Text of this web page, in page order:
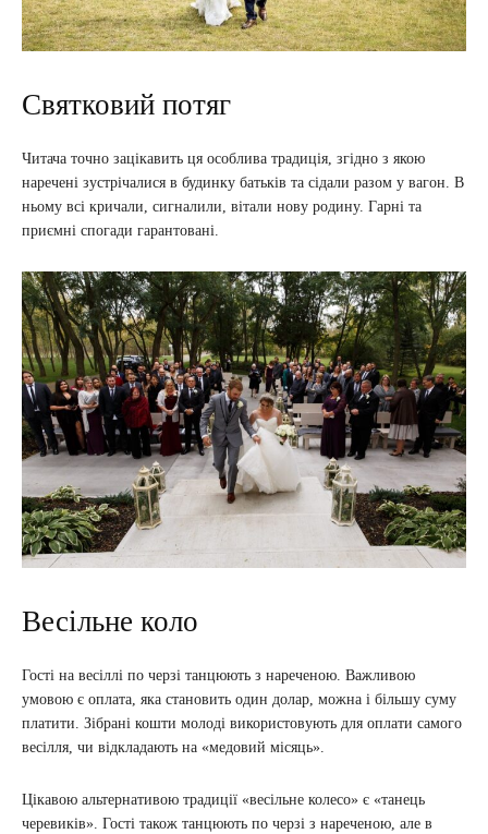
Святковий потяг
Читача точно зацікавить ця особлива традиція, згідно з якою
наречені зустрічалися в будинку батьків та сідали разом у вагон. В
ньому всі кричали, сигналили, вітали нову родину. Гарні та
приємні спогади гарантовані.
Весільне коло
Гості на весіллі по черзі танцюють з нареченою. Важливою
умовою є оплата, яка становить один долар, можна і більшу суму
платити. Зібрані кошти молоді використовують для оплати самого
весілля, чи відкладають на «медовий місяць».
Цікавою альтернативою традиції «весільне колесо» є «танець
черевиків». Гості також танцюють по черзі з нареченою, але в